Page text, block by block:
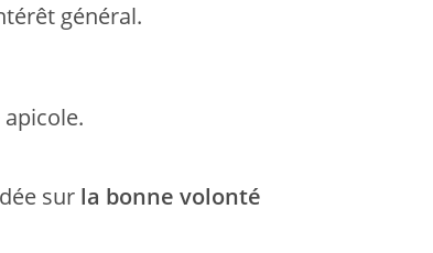
général.
sur la bonne volonté